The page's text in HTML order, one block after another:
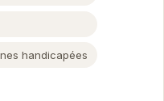
handicapées